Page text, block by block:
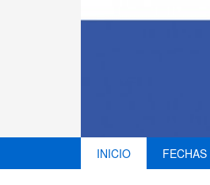
INICIO FECHAS